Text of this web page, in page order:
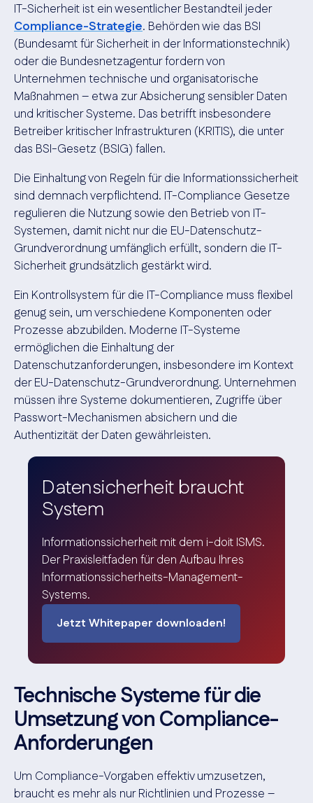
IT-Sicherheit ist ein wesentlicher Bestandteil jeder
Compliance-Strategie. Behörden wie das BSI
(Bundesamt für Sicherheit in der Informationstechnik)
oder die Bundesnetzagentur fordern von
Unternehmen technische und organisatorische
Maßnahmen – etwa zur Absicherung sensibler Daten
und kritischer Systeme. Das betrifft insbesondere
Betreiber kritischer Infrastrukturen (KRITIS), die unter
das BSI-Gesetz (BSIG) fallen.
Die Einhaltung von Regeln für die Informationssicherheit
sind demnach verpflichtend. IT-Compliance Gesetze
regulieren die Nutzung sowie den Betrieb von IT-
Systemen, damit nicht nur die EU-Datenschutz-
Grundverordnung umfänglich erfüllt, sondern die IT-
Sicherheit grundsätzlich gestärkt wird.
Ein Kontrollsystem für die IT-Compliance muss flexibel
genug sein, um verschiedene Komponenten oder
Prozesse abzubilden. Moderne IT-Systeme
ermöglichen die Einhaltung der
Datenschutzanforderungen, insbesondere im Kontext
der EU-Datenschutz-Grundverordnung. Unternehmen
müssen ihre Systeme dokumentieren, Zugriffe über
Passwort-Mechanismen absichern und die
Authentizität der Daten gewährleisten.
Datensicherheit braucht
System
Informationssicherheit mit dem i-doit ISMS.
Der Praxisleitfaden für den Aufbau Ihres
Informationssicherheits-Management-
Systems.
Jetzt Whitepaper downloaden!
Technische Systeme für die
Umsetzung von Compliance-
Anforderungen
Um Compliance-Vorgaben effektiv umzusetzen,
braucht es mehr als nur Richtlinien und Prozesse –